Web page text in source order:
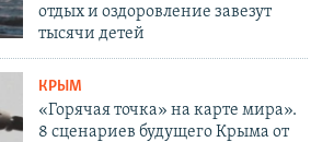
отдых и оздоровление завезут
тысячи детей
КРЫМ
«Горячая точка» на карте мира».
8 сценариев будущего Крыма от